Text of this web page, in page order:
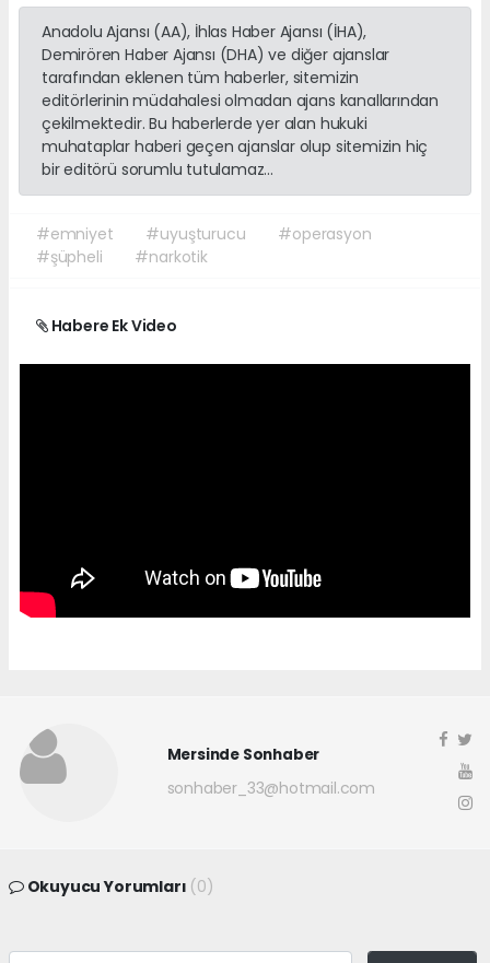
Anadolu Ajansı (AA), İhlas Haber Ajansı (İHA),
Demirören Haber Ajansı (DHA) ve diğer ajanslar
tarafından eklenen tüm haberler, sitemizin
editörlerinin müdahalesi olmadan ajans kanallarından
çekilmektedir. Bu haberlerde yer alan hukuki
muhataplar haberi geçen ajanslar olup sitemizin hiç
bir editörü sorumlu tutulamaz...
#emniyet #uyuşturucu
#operasyon
#şüpheli
#narkotik
Habere Ek Video
Mersinde Sonhaber
sonhaber_33@hotmail.com
Okuyucu Yorumları (0)